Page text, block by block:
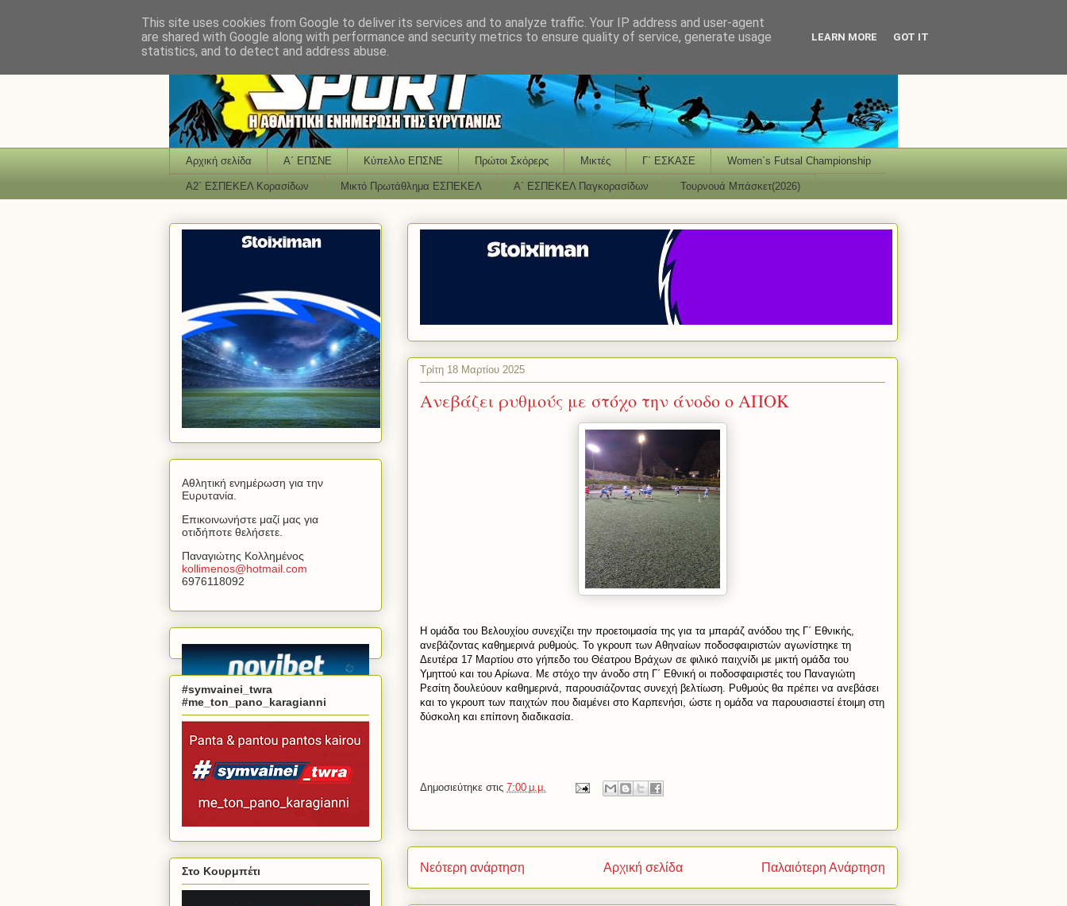
Αρχική σελίδα Α΄ ΕΠΣΝΕ Κύπελλο ΕΠΣΝΕ Πρώτοι Σκόρερς Μικτές Γ΄ ΕΣΚΑΣΕ Women΄s Futsal Championship
Α2΄ ΕΣΠΕΚΕΛ Κορασίδων Μικτό Πρωτάθλημα ΕΣΠΕΚΕΛ Α΄ ΕΣΠΕΚΕΛ Παγκορασίδων Τουρνουά Μπάσκετ(2026)
Τρίτη 18 Μαρτίου 2025
Ανεβάζει ρυθμούς με στόχο την άνοδο ο ΑΠΟΚ
Η ομάδα του Βελουχίου συνεχίζει την προετοιμασία της για τα μπαράζ ανόδου της Γ΄ Εθνικής,
ανεβάζοντας καθημερινά ρυθμούς. Το γκρουπ των Αθηναίων ποδοσφαιριστών αγωνίστηκε τη
Δευτέρα 17 Μαρτίου στο γήπεδο του Θέατρου Βράχων σε φιλικό παιχνίδι με μικτή ομάδα του
Υμηττού και του Αρίωνα. Με στόχο την άνοδο στη Γ΄ Εθνική οι ποδοσφαιριστές του Παναγιώτη
Ρεσίτη δουλεύουν καθημερινά, παρουσιάζοντας συνεχή βελτίωση. Ρυθμούς θα πρέπει να ανεβάσει
και το γκρουπ των παιχτών που διαμένει στο Καρπενήσι, ώστε η ομάδα να παρουσιαστεί έτοιμη στη
δύσκολη και επίπονη διαδικασία.
Δημοσιεύτηκε στις 7:00 μ.μ.
Νεότερη ανάρτηση Παλαιότερη Ανάρτηση
Αρχική σελίδα
Αθλητική ενημέρωση για την
Ευρυτανία.
Επικοινωνήστε μαζί μας για
οτιδήποτε θελήσετε.
Παναγιώτης Κολλημένος
kollimenos@hotmail com
6976118092
#symvainei_twra
#me_ton_pano_karagianni
Στο Κουρμπέτι
This site uses cookies from Google to deliver its services and to analyze traffic. Your IP address and user-agent
are shared with Google along with performance and security metrics to ensure quality of service, generate usage
statistics, and to detect and address abuse.
LEARN MORE GOT IT